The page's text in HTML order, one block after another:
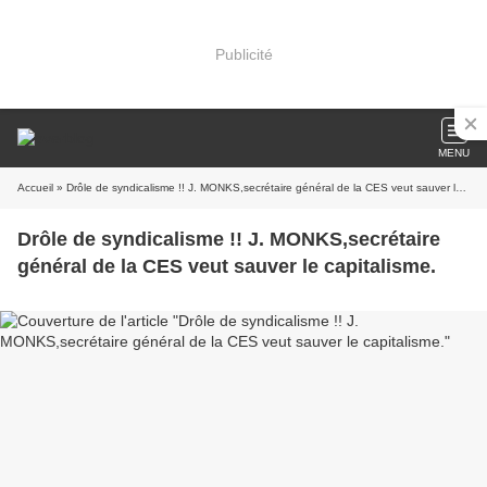
Publicité
MENU
Accueil » Drôle de syndicalisme !! J. MONKS,secrétaire général de la CES veut sauver le capitalisme.
Drôle de syndicalisme !! J. MONKS,secrétaire
général de la CES veut sauver le capitalisme.